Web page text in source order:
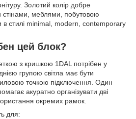
Золотий колір добре
стінами, меблями, побутовою
в стилі minimal, modern, contemporary
цей блок?
з кришкою 1DAL потрібен у
групою світла має бути
точкою підключення. Один
акуратно організувати дві
окремих рамок.
для: